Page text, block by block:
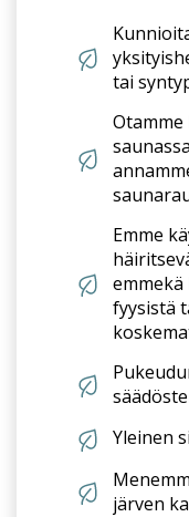
tai
Emme
fyysistä
Yleinen
järven